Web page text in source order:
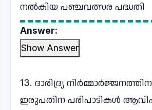
നൽകിയ പഞ്ചവത്സര പദ്ധതി
Answer:
Show Answer
13. ദാരിദ്ര്യ
ഇരുപതിന പരിപാടികൾ